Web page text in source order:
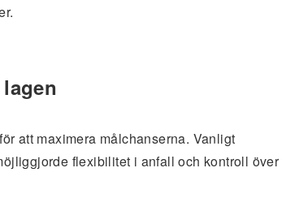
att maximera målchanserna. Vanligt
flexibilitet i anfall och kontroll över